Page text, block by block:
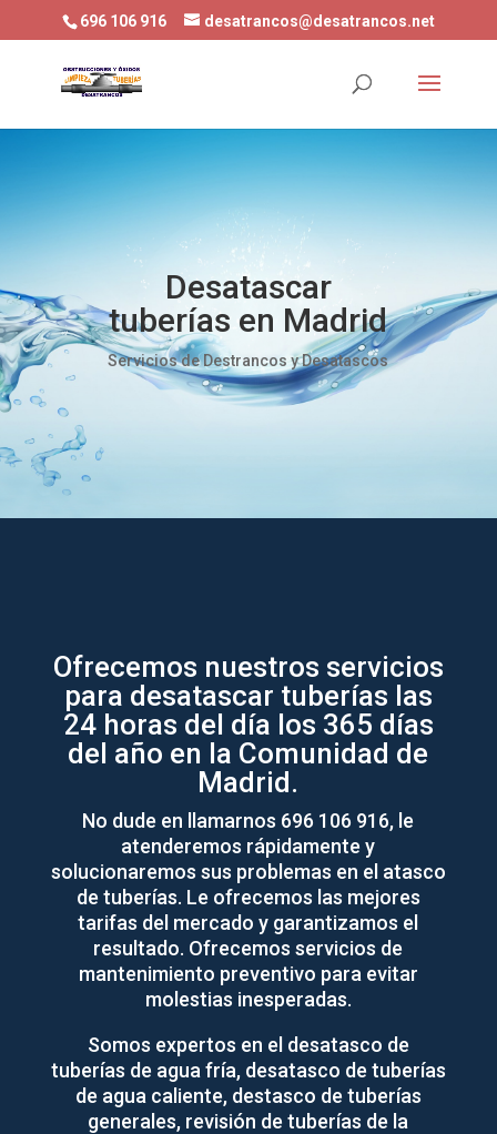
696 106 916 desatrancos@desatrancos.net
Desatascar
tuberías en Madrid
Servicios de Destrancos y Desatascos
Ofrecemos nuestros servicios
para desatascar tuberías las
24 horas del día los 365 días
del año en la Comunidad de
Madrid.
No dude en llamarnos 696 106 916, le
atenderemos rápidamente y
solucionaremos sus problemas en el atasco
de tuberías. Le ofrecemos las mejores
tarifas del mercado y garantizamos el
resultado. Ofrecemos servicios de
mantenimiento preventivo para evitar
molestias inesperadas.
Somos expertos en el desatasco de
tuberías de agua fría, desatasco de tuberías
de agua caliente, destasco de tuberías
generales, revisión de tuberías de la